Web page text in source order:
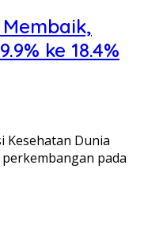
ke 18.4%
Kesehatan Dunia
pada